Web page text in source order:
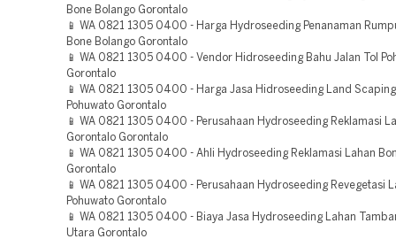
Bone Bolango Gorontalo
📱 WA 0821 1305 0400 - Harga Hydroseeding Penanaman
Bone Bolango Gorontalo
📱 WA 0821 1305 0400 - Vendor Hidroseeding Bahu Jalan Tol
Gorontalo
📱 WA 0821 1305 0400 - Harga Jasa Hidroseeding Land
Pohuwato Gorontalo
📱 WA 0821 1305 0400 - Perusahaan Hydroseeding Reklamasi
Gorontalo Gorontalo
📱 WA 0821 1305 0400 - Ahli Hydroseeding Reklamasi Lahan
Gorontalo
📱 WA 0821 1305 0400 - Perusahaan Hydroseeding Revegetasi
Pohuwato Gorontalo
📱 WA 0821 1305 0400 - Biaya Jasa Hydroseeding Lahan
Utara Gorontalo